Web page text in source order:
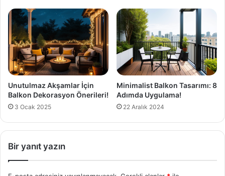
Unutulmaz Akşamlar İçin
Balkon Dekorasyon Önerileri!
3 Ocak 2025
Minimalist Balkon Tasarımı: 8
Adımda Uygulama!
22 Aralık 2024
Bir yanıt yazın